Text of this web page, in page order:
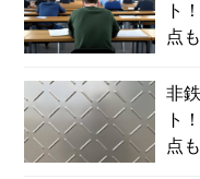
ト
点
非
ト
点